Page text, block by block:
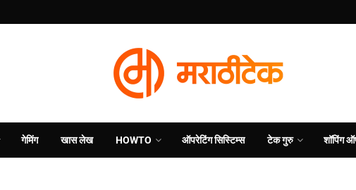
गेमिंग खास लेख HOWTO ऑपरेटिंग सिस्टिम्स टेक गुरु शॉपिंग